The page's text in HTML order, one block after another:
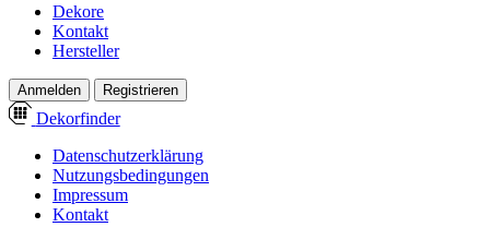
Dekore
Kontakt
Hersteller
Anmelden Registrieren
Dekorfinder
Datenschutzerklärung
Nutzungsbedingungen
Impressum
Kontakt